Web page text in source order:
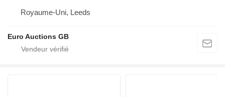
Royaume-Uni, Leeds
Euro Auctions GB